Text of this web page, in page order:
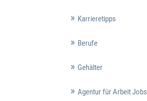
Karrieretipps
Berufe
Gehälter
Agentur für Arbeit Jobs